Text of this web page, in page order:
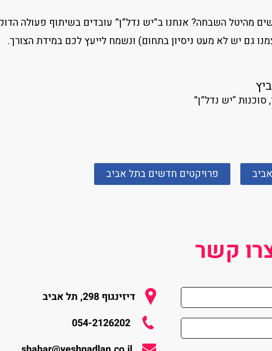
מהיטל השבחה? אנחנו ב”יש נדל”ן” עובדים בשיתוף פעולה
גם יש לא מעט ניסיון בתחום) ונשמח לייעץ לכם במידת הצורך.
“יש נדל”ן”
פרויקטים חדשים בתל אביב
קשר
דיזינגוף 298, תל אביב
054-2126202